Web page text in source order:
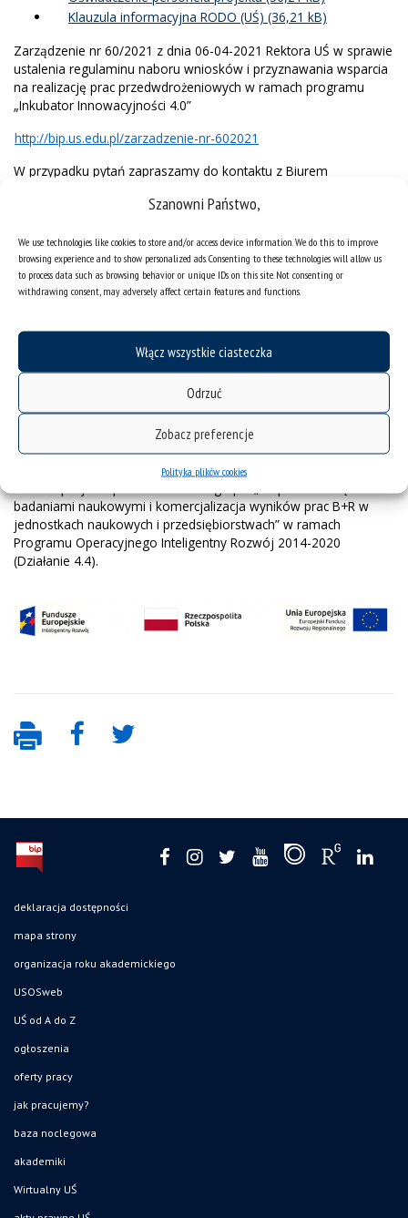
Szanowni Państwo,
We use technologies like cookies to store and/or access device information. We do this to improve
browsing experience and to show personalized ads. Consenting to these technologies will allow us
to process data such as browsing behavior or unique IDs on this site. Not consenting or
withdrawing consent, may adversely affect certain features and functions.
Włącz wszystkie ciasteczka
Odrzuć
Zobacz preferencje
Polityka plików cookies
Klauzula informacyjna RODO (UŚ)
Zarządzenie nr 60/2021 z dnia 06-04-2021 Rektora UŚ w sprawie
ustalenia regulaminu naboru wniosków i przyznawania wsparcia
na realizację prac przedwdrożeniowych w ramach programu
„Inkubator Innowacyjności 4.0”
http://bip.us.edu.pl/zarzadzenie-nr-602021
W przypadku pytań zapraszamy do kontaktu z Biurem
maria.kwarcinska@us.edu.pl
Paulina Cyganik, broker innowacji/technologii, e-mail:
paulina.cyganik@us.edu.pl
Michał Fafiński, broker innowacji/technologii, e-mail:
Dorian Zakrzewski, broker innowacji/technologii, e-mail:
dorian.zakrzewski@us.edu.pl
Projekt „Inkubator Innowacyjności 4.0” realizowany jest w
ramach programu Ministra Nauki i Szkolnictwa Wyższego w
badaniami naukowymi i komercjalizacja wyników prac B+R w
jednostkach naukowych i przedsiębiorstwach” w ramach
Programu Operacyjnego Inteligentny Rozwój 2014-2020
(Działanie 4.4).
deklaracja dostępności
mapa strony
organizacja roku akademickiego
USOSweb
UŚ od A do Z
ogłoszenia
oferty pracy
jak pracujemy?
baza noclegowa
akademiki
Wirtualny UŚ